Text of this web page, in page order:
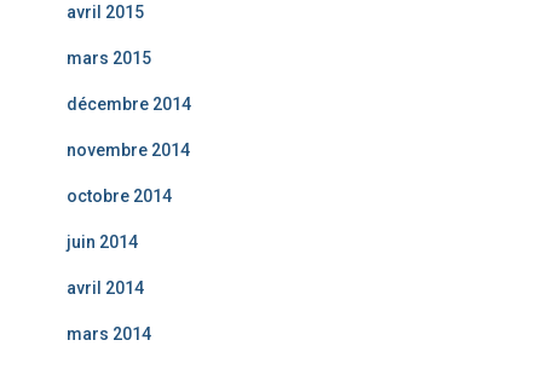
avril 2015
mars 2015
décembre 2014
novembre 2014
octobre 2014
juin 2014
avril 2014
mars 2014